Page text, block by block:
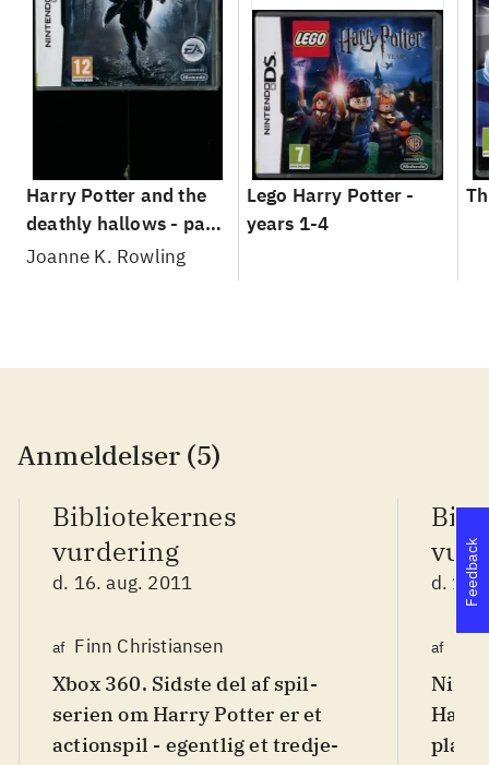
Harry Potter and the
deathly hallows - part
1
Joanne K. Rowling
Lego Harry Potter -
years 1-4
Anmeldelser (5)
Bibliotekernes
vurdering
d. 16. aug. 2011
af Finn Christiansen
Xbox 360. Sidste del af spil-
serien om Harry Potter er et
actionspil - egentlig et tredje-
d. 16.
af
Feedback